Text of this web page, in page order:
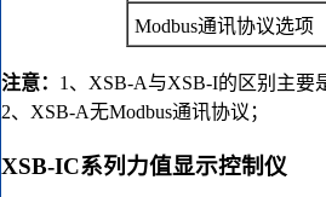
Modbus通讯协议选项
注意： 1、XSB-A与XSB-I的区别主要
2、XSB-A无Modbus通讯协议；
XSB-IC系列力值显示控制仪